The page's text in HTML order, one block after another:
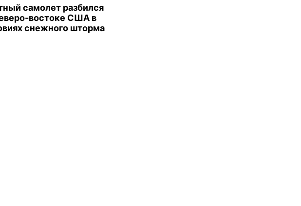
самолет разбился
востоке США в
снежного шторма